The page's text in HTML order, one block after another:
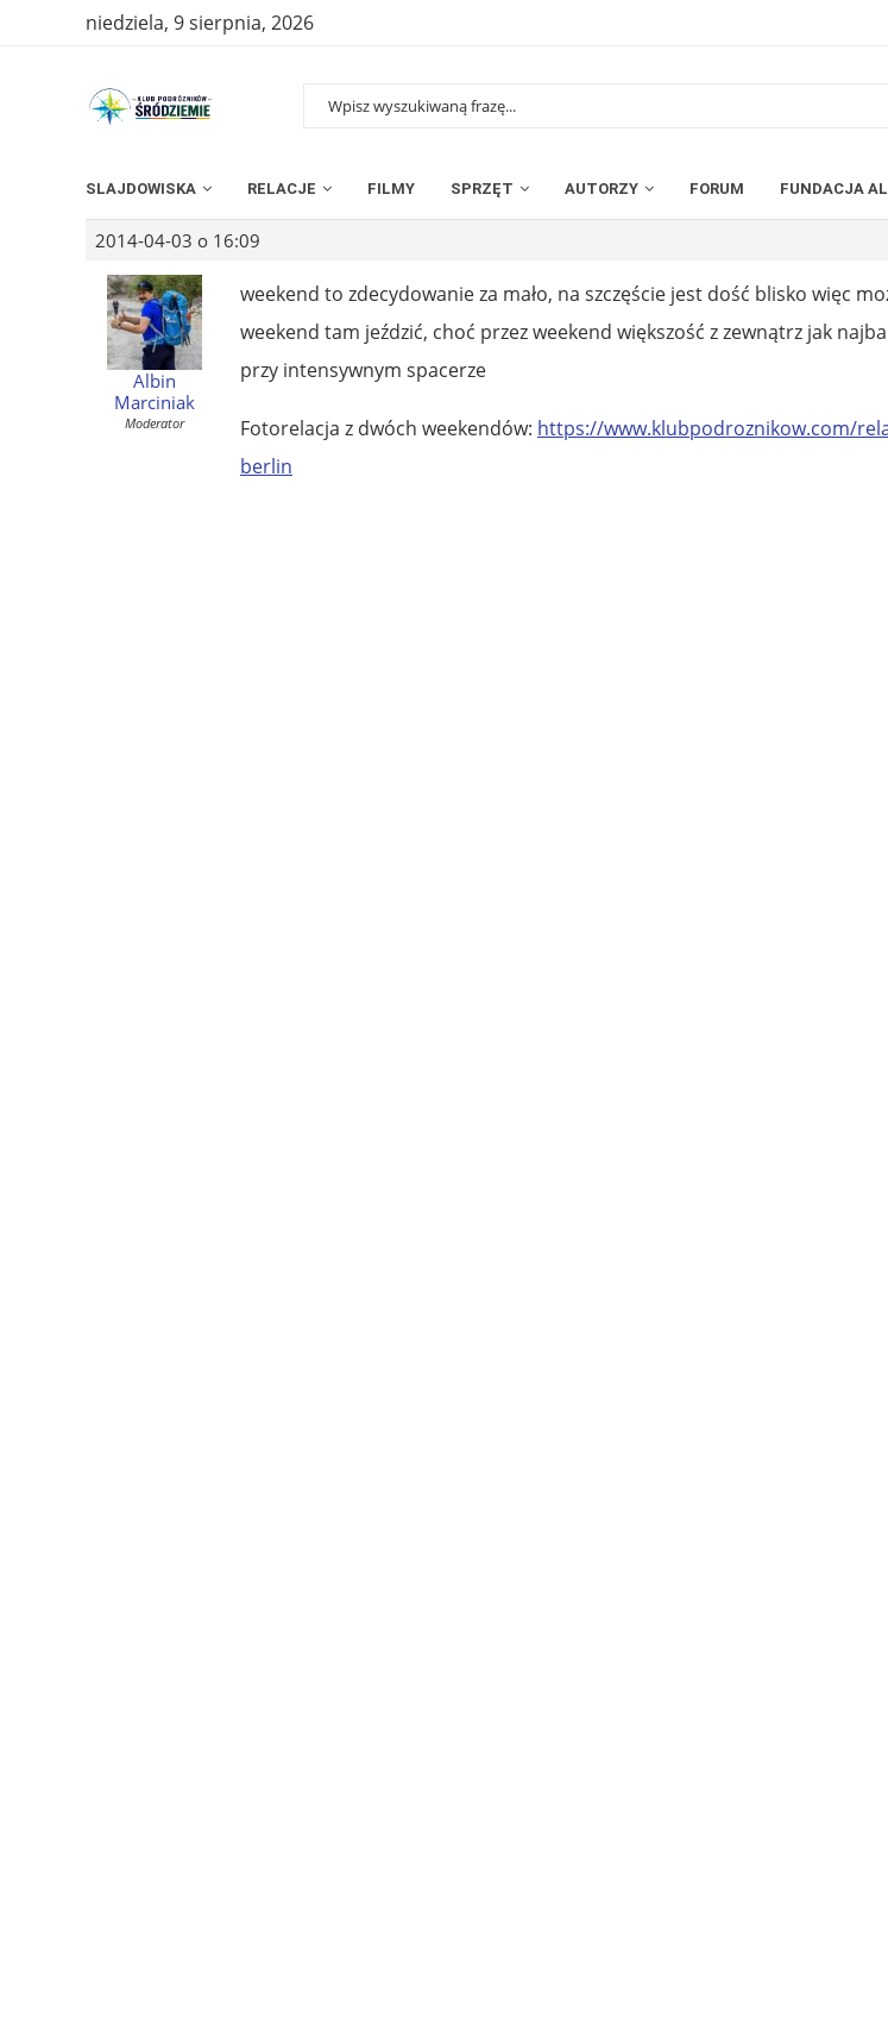
niedziela, 9 sierpnia, 2026
SLAJDOWISKA RELACJE FILMY SPRZĘT AUTORZY FORUM FUNDACJA
2014-04-03 o 16:09
Albin
Marciniak
Moderator
weekend to zdecydowanie za mało, na szczęście jest dość blisko więc
weekend tam jeździć, choć przez weekend większość z zewnątrz jak
przy intensywnym spacerze
Fotorelacja z dwóch weekendów: https://www.klubpodroznikow.com/
berlin